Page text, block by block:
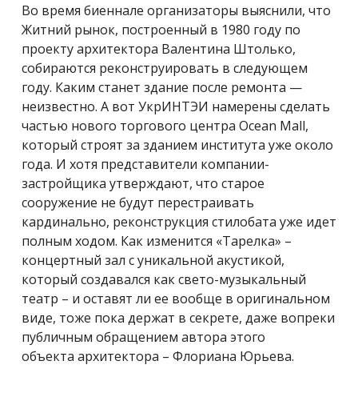
Во время биеннале организаторы выяснили, что
Житний рынок, построенный в 1980 году по
проекту архитектора Валентина Штолько,
собираются реконструировать в следующем
году. Каким станет здание после ремонта —
неизвестно. А вот УкрИНТЭИ намерены сделать
частью нового торгового центра Ocean Mall,
который строят за зданием института уже около
года. И хотя представители компании-
застройщика утверждают, что старое
сооружение не будут перестраивать
кардинально, реконструкция стилобата уже идет
полным ходом. Как изменится «Тарелка» –
концертный зал с уникальной акустикой,
который создавался как свето-музыкальный
театр – и оставят ли ее вообще в оригинальном
виде, тоже пока держат в секрете, даже вопреки
публичным обращением автора этого
объекта архитектора – Флориана Юрьева.